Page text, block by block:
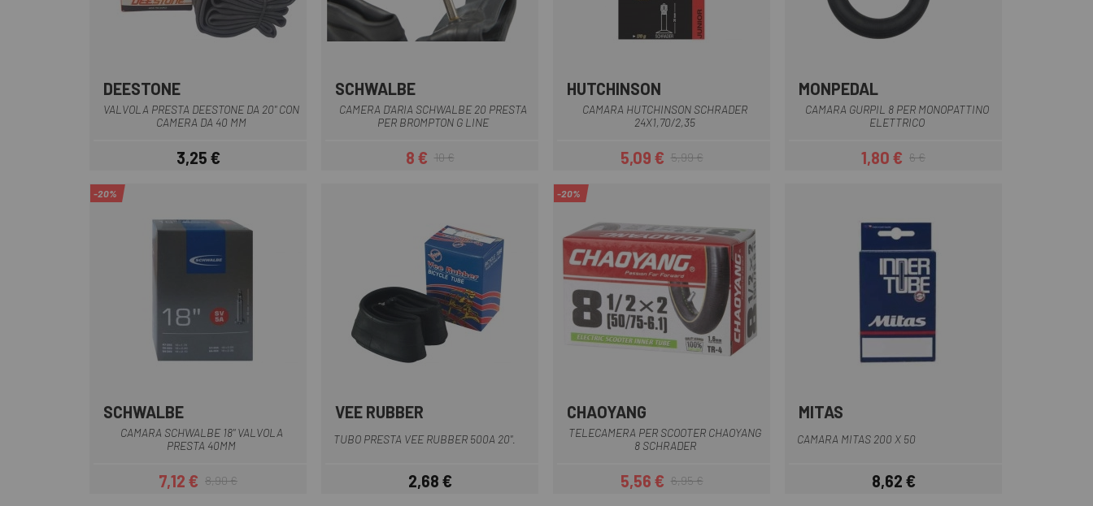
DEESTONE
VALVOLA PRESTA DEESTONE DA 20" CON
CAMERA DA 40 MM
Prezzo
3,25 €
SCHWALBE
CAMERA D'ARIA SCHWALBE 20 PRESTA
PER BROMPTON G LINE
Prezzo
8 € Prezzo base
10 €
Multiplo
HUTCHINSON
CAMARA HUTCHINSON SCHRADER
24X1,70/2,35
Prezzo
5,09 €Prezzo base
5,99 €
MONPEDAL
CAMARA GURPIL 8 PER MONOPATTINO
ELETTRICO
Prezzo
1,80 €Prezzo base
6 €
-20%
SCHWALBE
CAMARA SCHWALBE 18" VALVOLA
PRESTA 40MM
Prezzo
7,12 €Prezzo base
8,90 €
VEE RUBBER
TUBO PRESTA VEE RUBBER 500A 20".
Prezzo
2,68 €
-20%
CHAOYANG
TELECAMERA PER SCOOTER CHAOYANG
8 SCHRADER
Prezzo
5,56 €Prezzo base
6,95 €
MITAS
CAMARA MITAS 200 X 50
Prezzo
8,62 €